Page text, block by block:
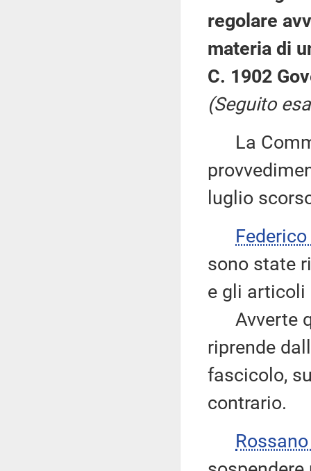
regolare
materia di
C. 1902
(Seguito
La
luglio
sono state
e gli articoli
Avverte
riprende
fascicolo,
contrario.